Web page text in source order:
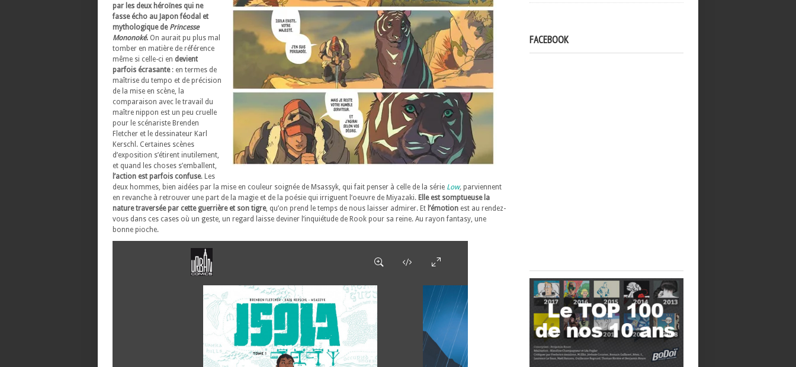
par les deux héroïnes qui ne
fasse écho au Japon féodal et
mythologique de Princesse
Mononoké. On aurait pu plus mal
tomber en matière de référence
même si celle-ci en devient
parfois écrasante: en termes de
maîtrise du tempo et de précision
de la mise en scène, la
comparaison avec le travail du
maître nippon est un peu cruelle
pour le scénariste Brenden
Fletcher et le dessinateur Karl
Kerschl. Certaines scènes
d’exposition s’étirent inutilement,
et quand les choses s’emballent,
l’action est parfois confuse. Les
deux hommes, bien aidées par la mise en couleur soignée de Msassyk, qui fait penser à celle de la série Low, parviennent
en revanche à retrouver une part de la magie et de la poésie qui irriguent l’oeuvre de Miyazaki. Elle est somptueuse la
nature traversée par cette guerrière et son tigre, qu’on prend le temps de nous laisser admirer. Et l’émotion est au rendez-
vous dans ces cases où un geste, un regard laisse deviner l’inquiétude de Rook pour sa reine. Au rayon fantasy, une
bonne pioche.
FACEBOOK